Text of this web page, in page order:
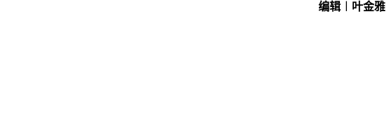
编辑︱叶金雅